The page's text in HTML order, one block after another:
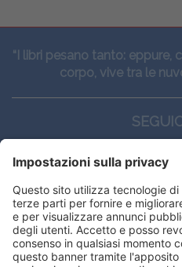
“I libri pesano tanto: eppure,
corpo, vive tra le
Viale E. Forlanini,